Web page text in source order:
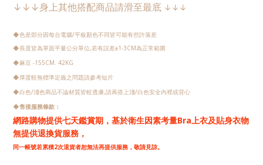
↓↓↓身上其他搭配商品請滑至最底 ↓↓↓
◆色差部分因每台電腦/平板顏色不同皆可能有些許落差
◆長度皆為單面平量公分單位,若有誤差±1-3CM為正常範圍
◆麻豆 -155CM. 42KG
◆厚度較無標準定義之問題請參考短片
◆白色/淺色商品不論材質皆較透膚,請再搭上淺/白色安全內裡或背心
◆售後服務條款：
網路購物提供七天鑑賞期， 基於衛生因素考量Bra上衣及貼身衣物
無提供退換貨服務，
同一帳號若累積2次退貨者恕無法再提供服務，敬請見諒。